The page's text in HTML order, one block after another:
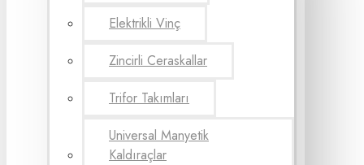
Elektrikli Vinç
Zincirli Ceraskallar
Trifor Takımları
Universal Manyetik
Kaldıraçlar